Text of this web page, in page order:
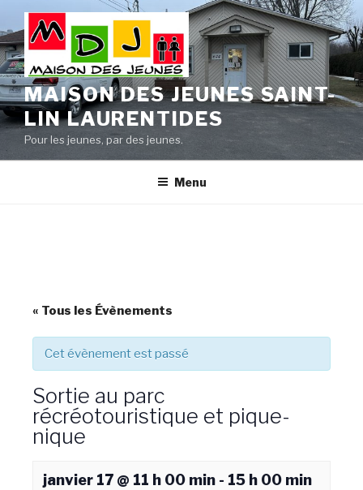
au
contenu
principal
MAISON DES JEUNES SAINT-
LIN LAURENTIDES
Pour les jeunes, par des jeunes.
Menu
« Tous les Évènements
Cet évènement est passé
Sortie au parc
récréotouristique et pique-
nique
janvier 17 @ 11 h 00 min - 15 h 00 min